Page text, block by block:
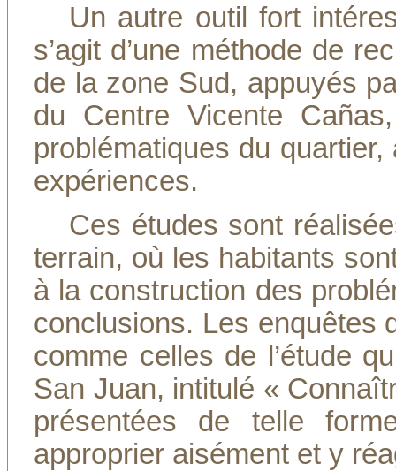
Un autre outil fort
s’agit d’une méthode de
de la zone Sud, appuyés
du Centre Vicente
problématiques du
expériences.
Ces études sont
terrain, où les habitants
à la construction des
conclusions. Les enquêtes
comme celles de l’étude
San Juan, intitulé «
présentées de telle
approprier aisément et y